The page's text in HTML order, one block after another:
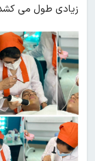
زیادی طول می کشد